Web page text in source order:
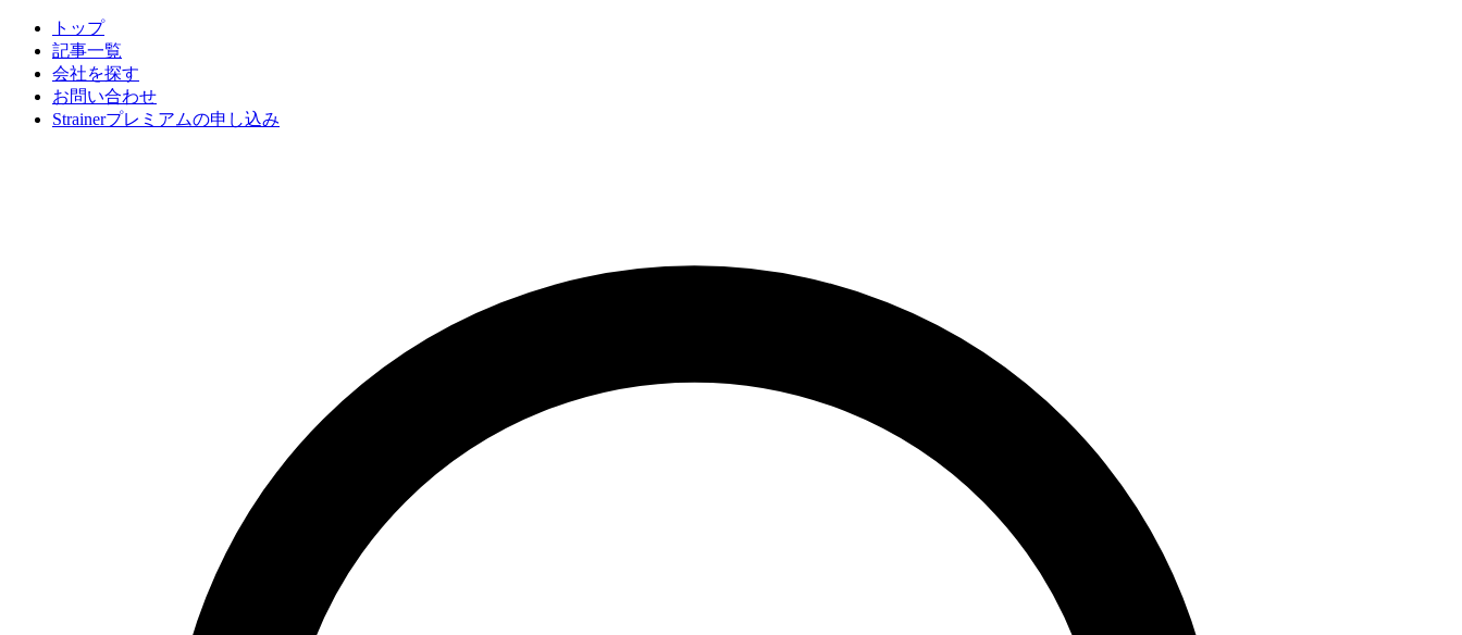
トップ
記事一覧
会社を探す
お問い合わせ
Strainerプレミアムの申し込み